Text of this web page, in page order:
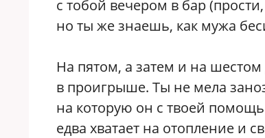
с тобой вечером в бар
но ты же знаешь, как мужа
На пятом, а затем и на шестом
в проигрыше. Ты не мела
на которую он с твоей
едва хватает на отопление и